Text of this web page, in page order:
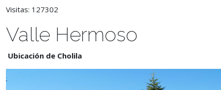
Visitas: 127302
Valle Hermoso
Ubicación de Cholila